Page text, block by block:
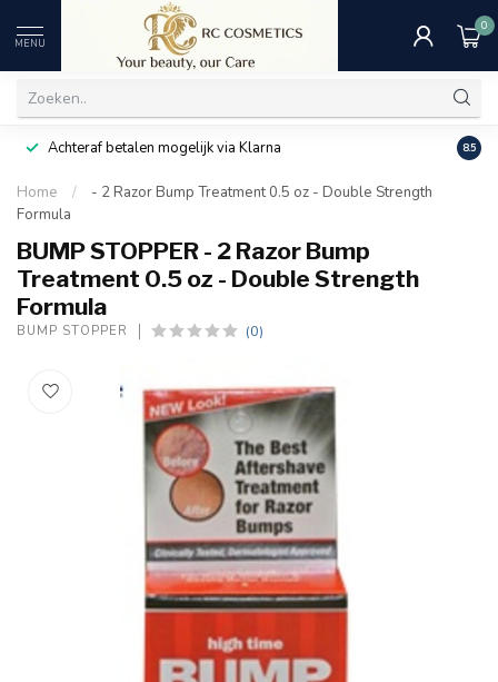
MENU
0
Achteraf betalen mogelijk via Klarna 8.5
Home /
- 2 Razor Bump Treatment 0.5 oz - Double Strength
Formula
BUMP STOPPER - 2 Razor Bump
Treatment 0.5 oz - Double Strength
Formula
BUMP STOPPER (0)